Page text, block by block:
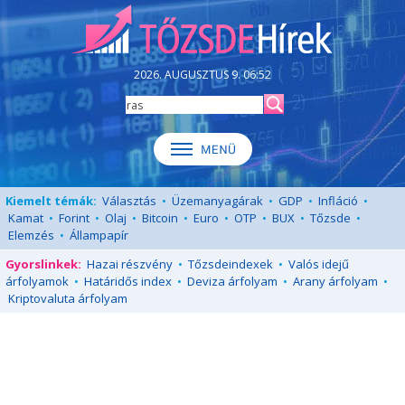
2026. AUGUSZTUS 9. 06:52
Kiemelt témák: Választás • Üzemanyagárak • GDP • Infláció •
Kamat • Forint • Olaj • Bitcoin • Euro • OTP • BUX • Tőzsde •
Elemzés • Állampapír
Gyorslinkek: Hazai részvény • Tőzsdeindexek • Valós idejű
árfolyamok • Határidős index • Deviza árfolyam • Arany árfolyam •
Kriptovaluta árfolyam